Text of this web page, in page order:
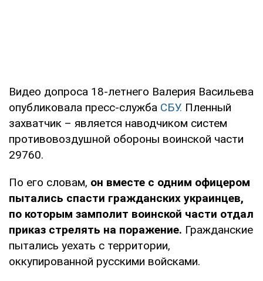
Видео допроса 18-летнего Валерия Васильева
опубликовала пресс-служба СБУ. Пленный
захватчик – является наводчиком систем
противовоздушной обороны воинской части
29760.
По его словам, он вместе с одним офицером
пытались спасти гражданских украинцев,
по которым замполит воинской части отдал
приказ стрелять на поражение. Гражданские
пытались уехать с территории,
оккупированной русскими войсками.